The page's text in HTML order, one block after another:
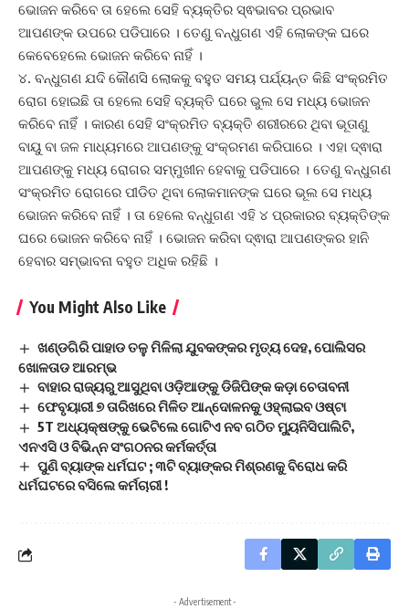
ଭୋଜନ କରିବେ ତା ହେଲେ ସେହି ବ୍ୟକ୍ତିର ସ୍ଵଭାବର ପ୍ରଭାବ
ଆପଣଙ୍କ ଉପରେ ପଡିପାରେ । ତେଣୁ ବନ୍ଧୁଗଣ ଏହି ଲୋକଙ୍କ ଘରେ
କେବେହେଲେ ଭୋଜନ କରିବେ ନାହିଁ ।
୪. ବନ୍ଧୁଗଣ ଯଦି କୌଣସି ଲୋକକୁ ବହୁତ ସମୟ ପର୍ଯ୍ୟନ୍ତ କିଛି ସଂକ୍ରମିତ
ରୋଗ ହୋଇଛି ତା ହେଲେ ସେହି ବ୍ୟକ୍ତି ଘରେ ଭୁଲ ସେ ମଧ୍ୟ ଭୋଜନ
କରିବେ ନାହିଁ । କାରଣ ସେହି ସଂକ୍ରମିତ ବ୍ୟକ୍ତି ଶରୀରରେ ଥିବା ଭୂତାଣୁ
ବାୟୁ ବା ଜଳ ମାଧ୍ୟମରେ ଆପଣଙ୍କୁ ସଂକ୍ରମଣ କରିପାରେ । ଏହା ଦ୍ଵାରା
ଆପଣଙ୍କୁ ମଧ୍ୟ ରୋଗର ସମ୍ମୁଖୀନ ହେବାକୁ ପଡିପାରେ । ତେଣୁ ବନ୍ଧୁଗଣ
ସଂକ୍ରମିତ ରୋଗରେ ପୀଡିତ ଥିବା ଲୋକମାନଙ୍କ ଘରେ ଭୂଲ ସେ ମଧ୍ୟ
ଭୋଜନ କରିବେ ନାହିଁ । ତା ହେଲେ ବନ୍ଧୁଗଣ ଏହି ୪ ପ୍ରକାରର ବ୍ୟକ୍ତିଙ୍କ
ଘରେ ଭୋଜନ କରିବେ ନାହିଁ । ଭୋଜନ କରିବା ଦ୍ଵାରା ଆପଣଙ୍କର ହାନି
ହେବାର ସମ୍ଭାବନା ବହୁତ ଅଧିକ ରହିଛି ।
You Might Also Like
ଖଣ୍ଡଗିରି ପାହାଡ ତଳୁ ମିଳିଲା ଯୁବକଙ୍କର ମୃତ୍ୟ ଦେହ, ପୋଲିସର
ଖୋଳତାଡ ଆରମ୍ଭ
ବାହାର ରାଜ୍ୟରୁ ଆସୁଥିବା ଓଡ଼ିଆଙ୍କୁ ଡିଜିପିଙ୍କ କଡ଼ା ଚେତାବନୀ
ଫେବୃୟାରୀ ୭ ତାରିଖରେ ମିଳିତ ଆନ୍ଦୋଳନକୁ ଓହ୍ଲାଇବ ଓଷ୍ଟା
5T ଅଧ୍ୟକ୍ଷଙ୍କୁ ଭେଟିଲେ ଗୋଟିଏ ନବ ଗଠିତ ମ୍ୟୁନିସିପାଲିଟି,
ଏନଏସି ଓ ବିଭିନ୍ନ ସଂଗଠନର କର୍ମକର୍ତ୍ତା
ପୁଣି ବ୍ୟାଙ୍କ ଧର୍ମଘଟ ; ୩ଟି ବ୍ୟାଙ୍କର ମିଶ୍ରଣକୁ ବିରୋଧ କରି
ଧର୍ମଘଟରେ ବସିଲେ କର୍ମଚାରୀ !
- Advertisement -